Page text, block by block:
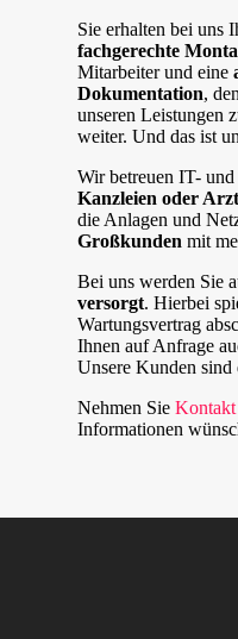
Sie erhalten bei uns
fachgerechte
Mitarbeiter und eine
Dokumentation,
unseren Leistungen
weiter. Und das ist
Wir betreuen IT-
Kanzleien oder
die Anlagen und
Großkunden mit
Bei uns werden Sie
versorgt. Hierbei
Wartungsvertrag
Ihnen auf Anfrage
Unsere Kunden sind
Nehmen Sie Kontakt
Informationen